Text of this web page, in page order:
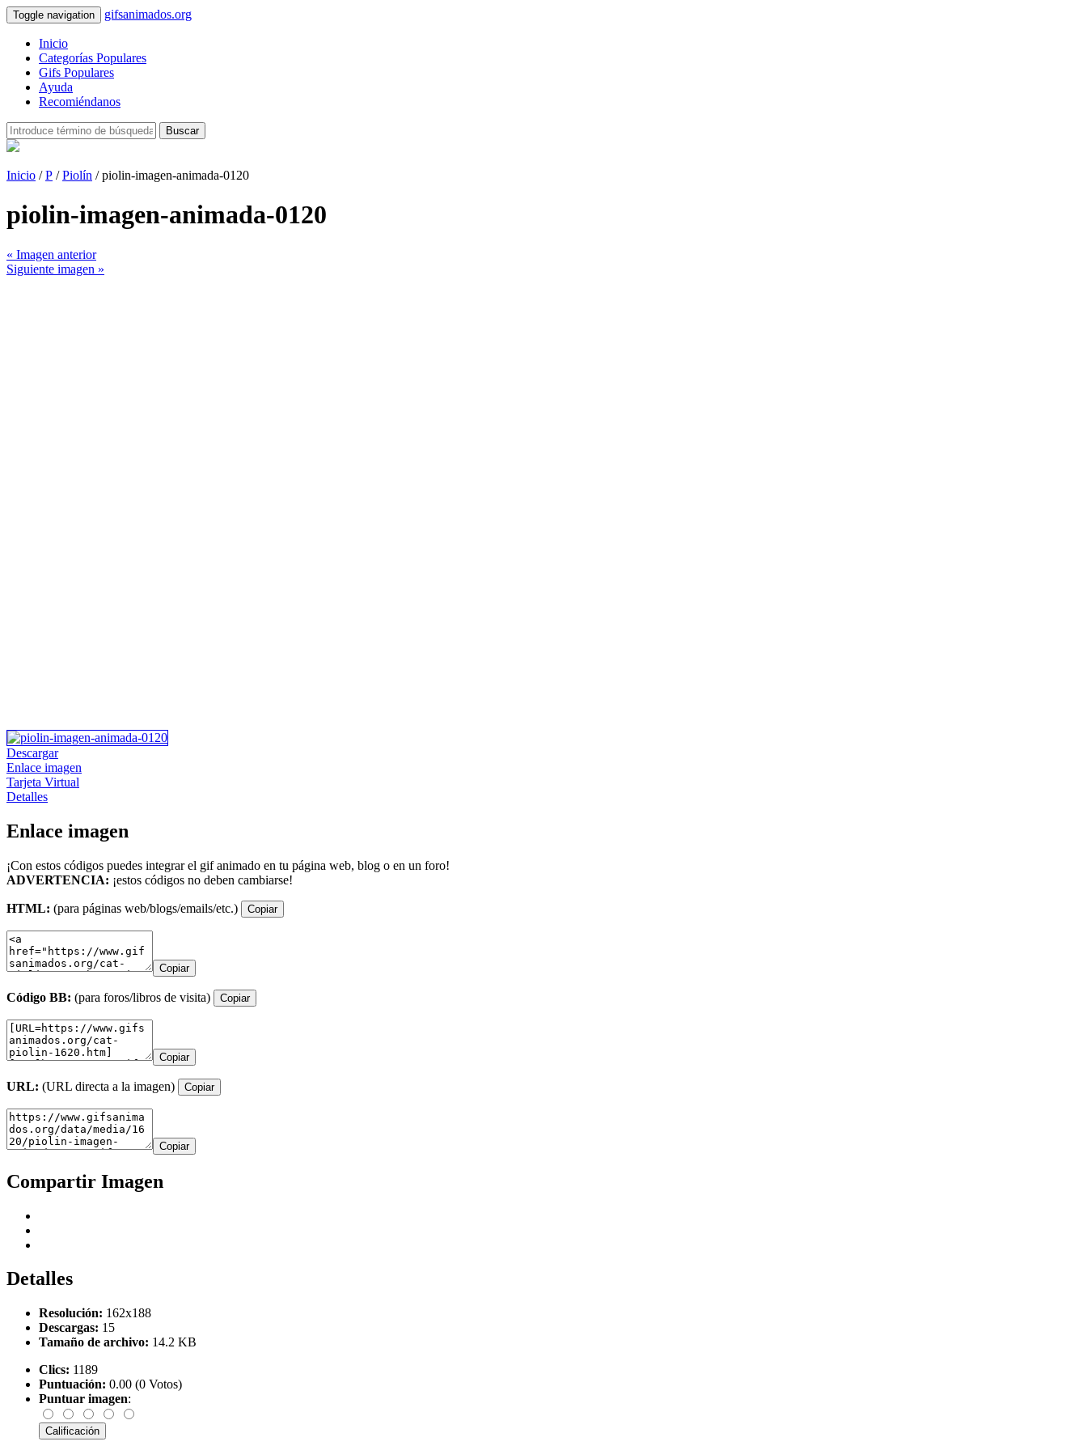
Toggle navigation gifsanimados.org
Inicio
Categorías Populares
Gifs Populares
Ayuda
Recomiéndanos
Buscar
Inicio /P /Piolín / piolin-imagen-animada-0120
piolin-imagen-animada-0120
« Imagen anterior
Siguiente imagen »
Descargar
Enlace imagen
Tarjeta Virtual
Detalles
Enlace imagen
¡Con estos códigos puedes integrar el gif animado en tu página web, blog o en un foro!
ADVERTENCIA: ¡estos códigos no deben cambiarse!
HTML: (para páginas web/blogs/emails/etc.) Copiar
Copiar
Código BB: (para foros/libros de visita) Copiar
Copiar
URL: (URL directa a la imagen) Copiar
Copiar
Compartir Imagen
Detalles
Resolución: 162x188
Descargas: 15
Tamaño de archivo: 14.2 KB
Clics: 1189
Puntuación: 0.00 (0 Votos)
Puntuar imagen: